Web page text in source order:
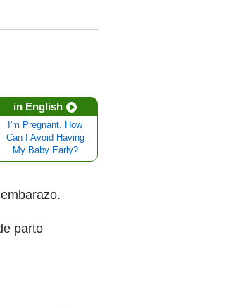
in English
I'm Pregnant. How
Can I Avoid Having
My Baby Early?
parto